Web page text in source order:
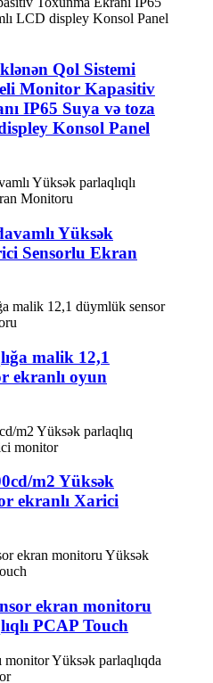
Qol Sistemi
Monitor Kapasitiv
IP65 Suya və toza
Konsol Panel
Yüksək
Sensorlu Ekran
malik 12,1
ekranlı oyun
m2 Yüksək
ekranlı Xarici
ekran monitoru
PCAP Touch